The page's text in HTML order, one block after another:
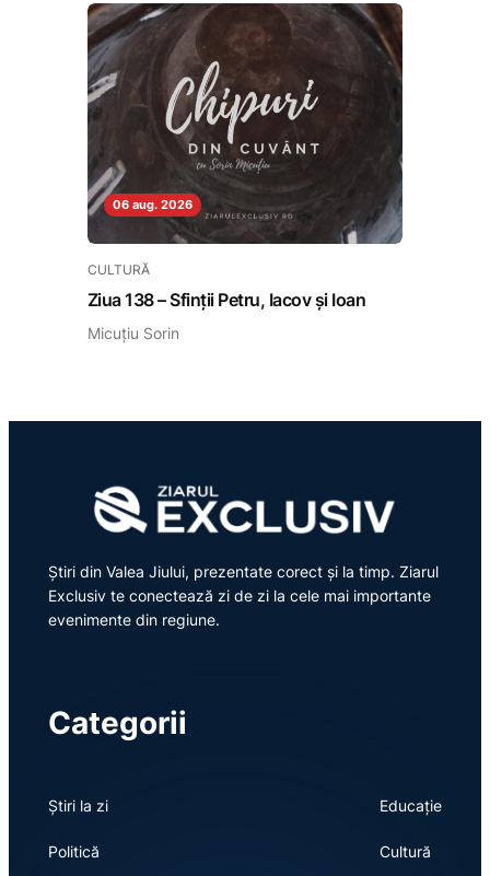
06 aug. 2026
CULTURĂ
Ziua 138 – Sfinții Petru, Iacov și Ioan
Micuțiu Sorin
Știri din Valea Jiului, prezentate corect și la timp. Ziarul
Exclusiv te conectează zi de zi la cele mai importante
evenimente din regiune.
Categorii
Știri la zi
Politică
Educație
Cultură